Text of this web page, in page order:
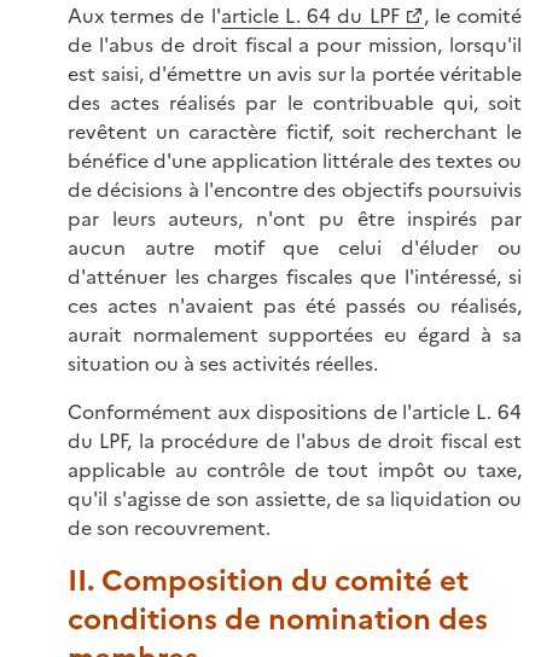
Aux termes de l'article L. 64 du LPF
, le comité
de l'abus de droit fiscal a pour mission, lorsqu'il
est saisi, d'émettre un avis sur la portée véritable
des actes réalisés par le contribuable qui, soit
revêtent un caractère fictif, soit recherchant le
bénéfice d'une application littérale des textes ou
de décisions à l'encontre des objectifs poursuivis
par leurs auteurs, n'ont pu être inspirés par
aucun autre motif que celui d'éluder ou
d'atténuer les charges fiscales que l'intéressé, si
ces actes n'avaient pas été passés ou réalisés,
aurait normalement supportées eu égard à sa
situation ou à ses activités réelles.
Conformément aux dispositions de l'article L. 64
du LPF, la procédure de l'abus de droit fiscal est
applicable au contrôle de tout impôt ou taxe,
qu'il s'agisse de son assiette, de sa liquidation ou
de son recouvrement.
II. Composition du comité et
conditions de nomination des